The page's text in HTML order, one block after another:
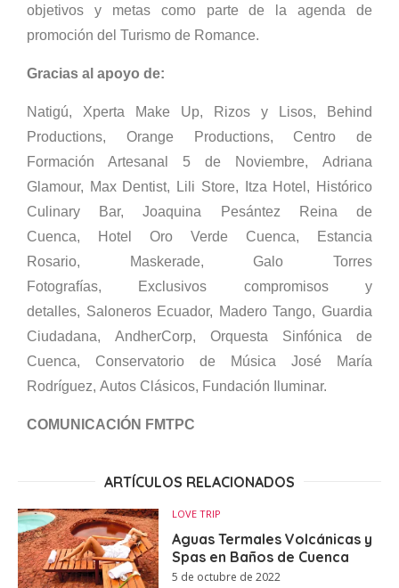
objetivos y metas como parte de la agenda de
promoción del Turismo de Romance.
Gracias al apoyo de:
Natigú, Xperta Make Up, Rizos y Lisos,
Behind
Productions, Orange Productions, Centro de
Formación Artesanal 5 de Noviembre, Adriana
Glamour, Max Dentist, Lili Store, Itza Hotel, Histórico
Culinary Bar,Joaquina Pesántez Reina de
Cuenca,
Hotel Oro Verde Cuenca,
Estancia
Rosario,
Maskerade, Galo Torres
Fotografías, Exclusivos compromisos y
detalles, Saloneros Ecuador, Madero Tango, Guardia
Ciudadana, AndherCorp, Orquesta Sinfónica de
Cuenca, Conservatorio de Música José María
Rodríguez, Autos Clásicos, Fundación Iluminar.
COMUNICACIÓN FMTPC
ARTÍCULOS RELACIONADOS
LOVE TRIP
Aguas Termales Volcánicas y
Spas en Baños de Cuenca
5 de octubre de 2022